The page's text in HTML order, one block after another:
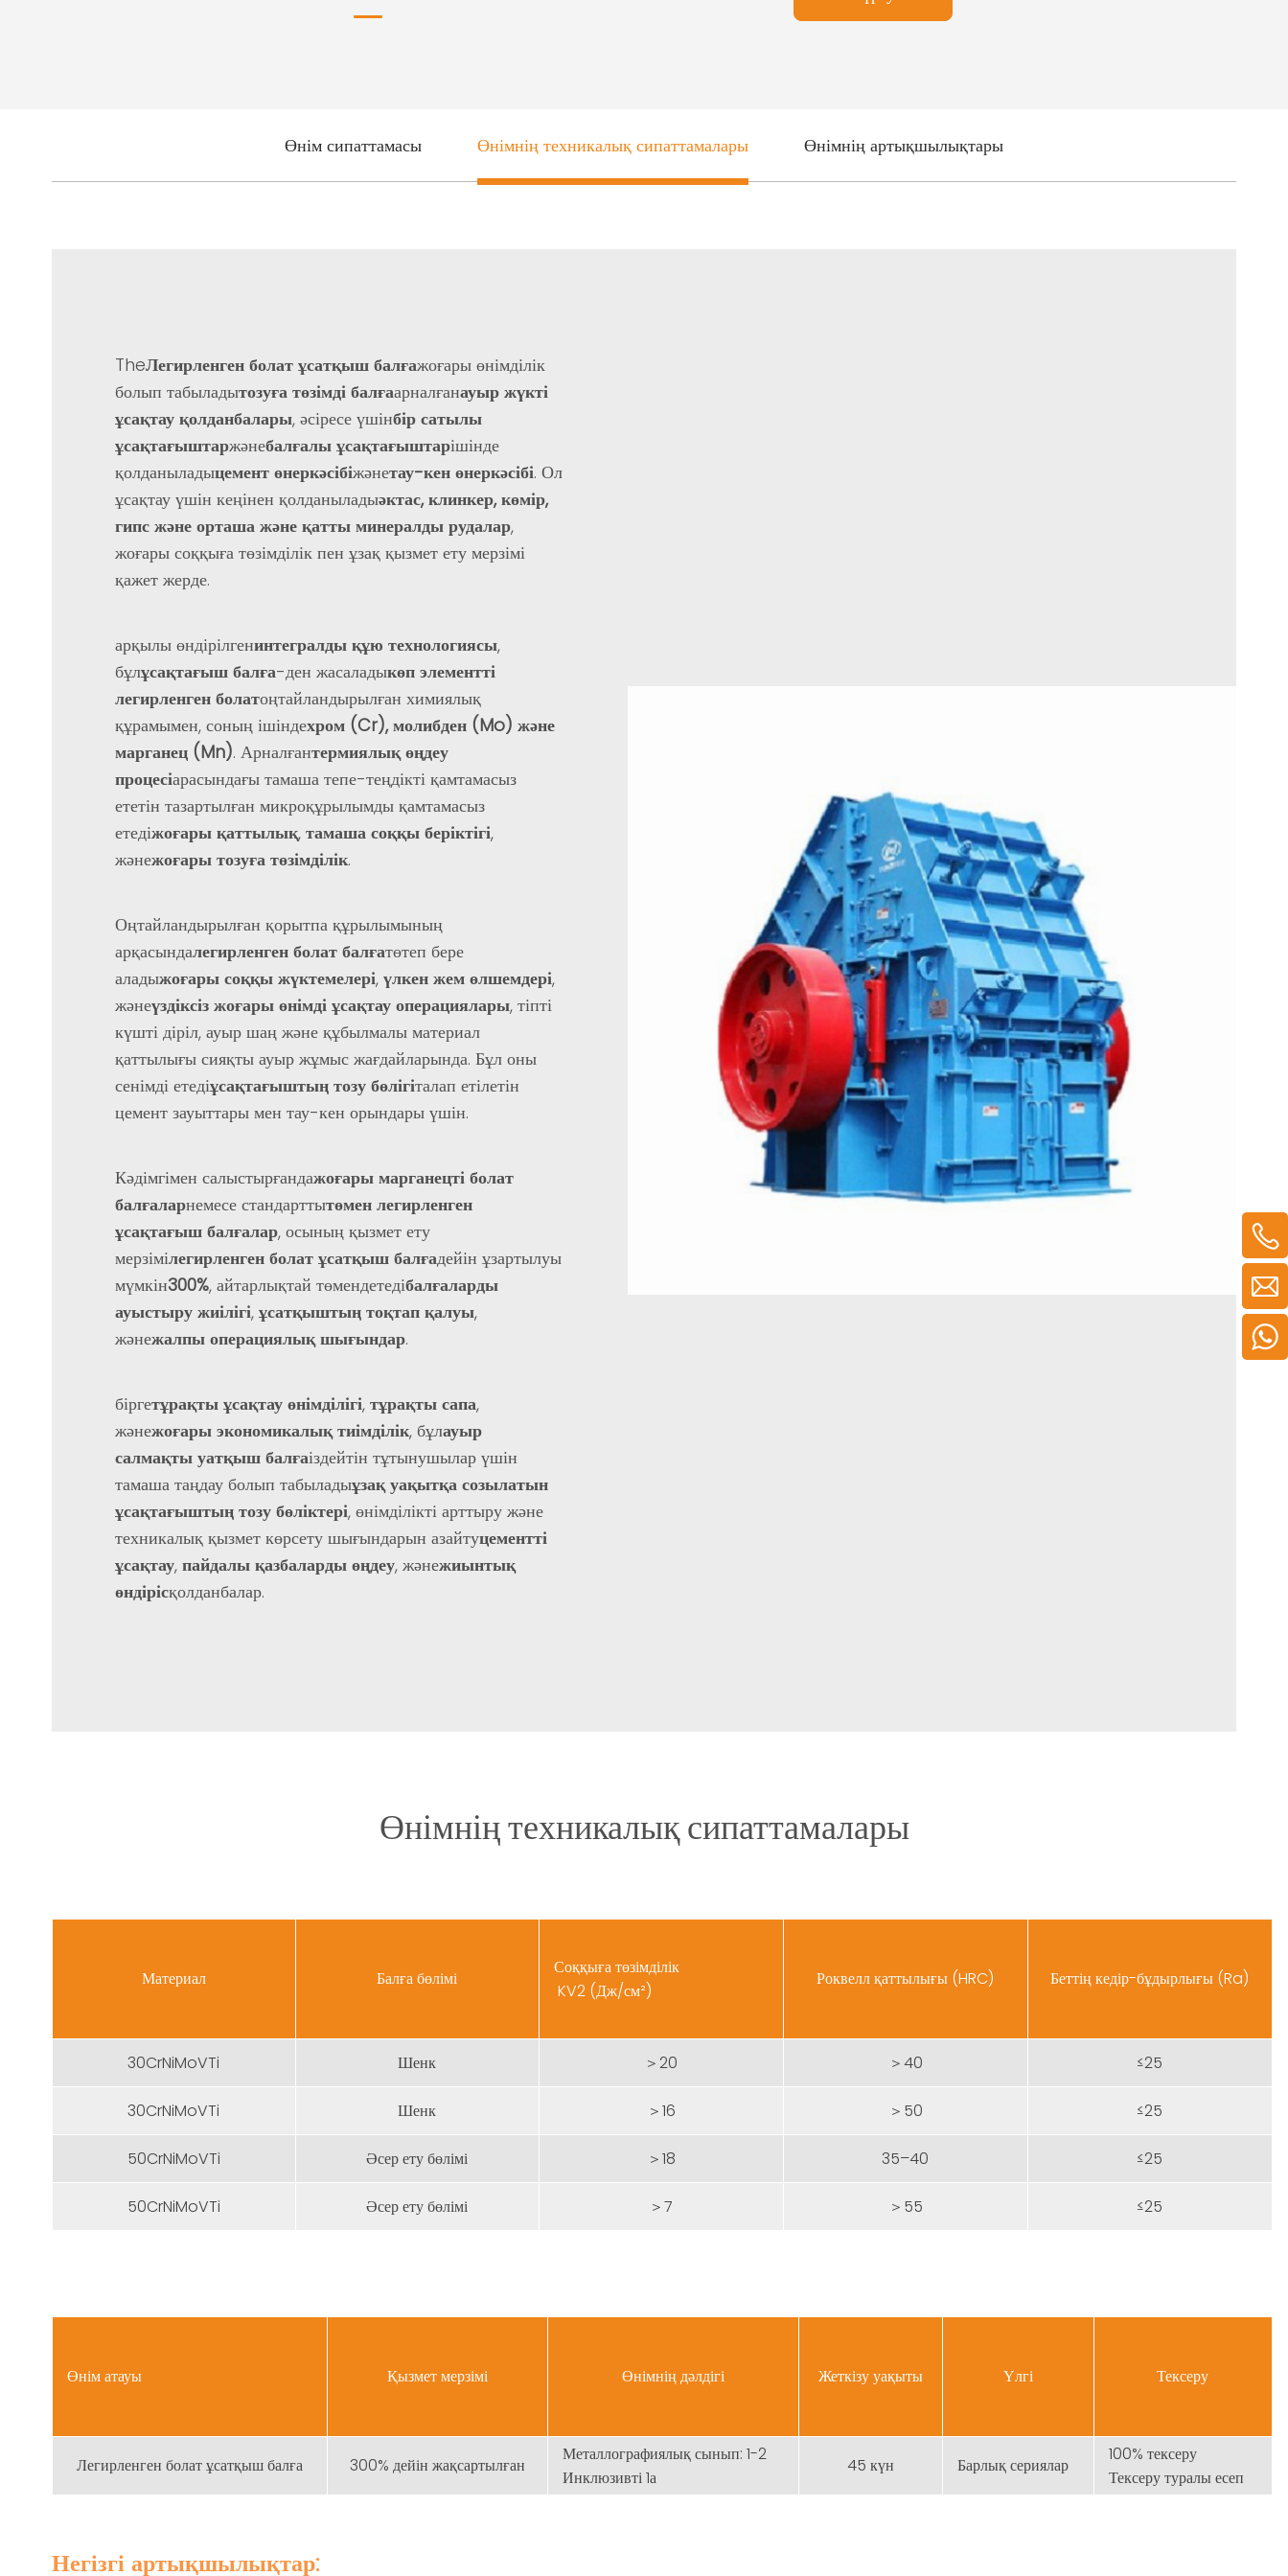
Өнім сипаттамасы Өнімнің техникалық сипаттамалары Өнімнің артықшылықтары
TheЛегирленген болат ұсатқыш балғажоғары өнімділік
болып табыладытозуға төзімді балғаарналғанауыр жүкті
ұсақтау қолданбалары, әсіресе үшінбір сатылы
ұсақтағыштаржәнебалғалы ұсақтағыштарішінде
қолданыладыцемент өнеркәсібіжәнетау-кен өнеркәсібі. Ол
ұсақтау үшін кеңінен қолданыладыәктас, клинкер, көмір,
гипс және орташа және қатты минералды рудалар,
жоғары соққыға төзімділік пен ұзақ қызмет ету мерзімі
қажет жерде.
арқылы өндірілгенинтегралды құю технологиясы,
бұлұсақтағыш балға-ден жасаладыкөп элементті
легирленген болатоңтайландырылған химиялық
құрамымен, соның ішіндехром (Cr), молибден (Mo) және
марганец (Mn). Арналғантермиялық өңдеу
процесіарасындағы тамаша тепе-теңдікті қамтамасыз
ететін тазартылған микроқұрылымды қамтамасыз
етедіжоғары қаттылық, тамаша соққы беріктігі,
жәнежоғары тозуға төзімділік.
Оңтайландырылған қорытпа құрылымының
арқасындалегирленген болат балғатөтеп бере
аладыжоғары соққы жүктемелері, үлкен жем өлшемдері,
жәнеүздіксіз жоғары өнімді ұсақтау операциялары, тіпті
күшті діріл, ауыр шаң және құбылмалы материал
қаттылығы сияқты ауыр жұмыс жағдайларында. Бұл оны
сенімді етедіұсақтағыштың тозу бөлігіталап етілетін
цемент зауыттары мен тау-кен орындары үшін.
Кәдімгімен салыстырғандажоғары марганецті болат
балғаларнемесе стандарттытөмен легирленген
ұсақтағыш балғалар, осының қызмет ету
мерзімілегирленген болат ұсатқыш балғадейін ұзартылуы
мүмкін300%, айтарлықтай төмендетедібалғаларды
ауыстыру жиілігі, ұсатқыштың тоқтап қалуы,
жәнежалпы операциялық шығындар.
біргетұрақты ұсақтау өнімділігі, тұрақты сапа,
жәнежоғары экономикалық тиімділік, бұлауыр
салмақты уатқыш балғаіздейтін тұтынушылар үшін
тамаша таңдау болып табыладыұзақ уақытқа созылатын
ұсақтағыштың тозу бөліктері, өнімділікті арттыру және
техникалық қызмет көрсету шығындарын азайтуцементті
ұсақтау, пайдалы қазбаларды өңдеу, жәнежиынтық
өндірісқолданбалар.
Өнімнің техникалық сипаттамалары
Материал Балға бөлімі
Соққыға төзімділік
KV2 (Дж/см²)
Роквелл қаттылығы (HRC) Беттің кедір-бұдырлығы (Ra)
30CrNiMoVTi Шенк ＞20 ＞40 ≤25
30CrNiMoVTi Шенк ＞16 ＞50 ≤25
50CrNiMoVTi Әсер ету бөлімі ＞18 35–40 ≤25
50CrNiMoVTi Әсер ету бөлімі ＞7 ＞55 ≤25
Өнім атауы Қызмет мерзімі Өнімнің дәлдігі Жеткізу уақыты Үлгі Тексеру
Легирленген болат ұсатқыш балға 300% дейін жақсартылған
Металлографиялық сынып: 1-2
Инклюзивті 1а
45 күн Барлық сериялар
100% тексеру
Тексеру туралы есеп
Негізгі артықшылықтар: